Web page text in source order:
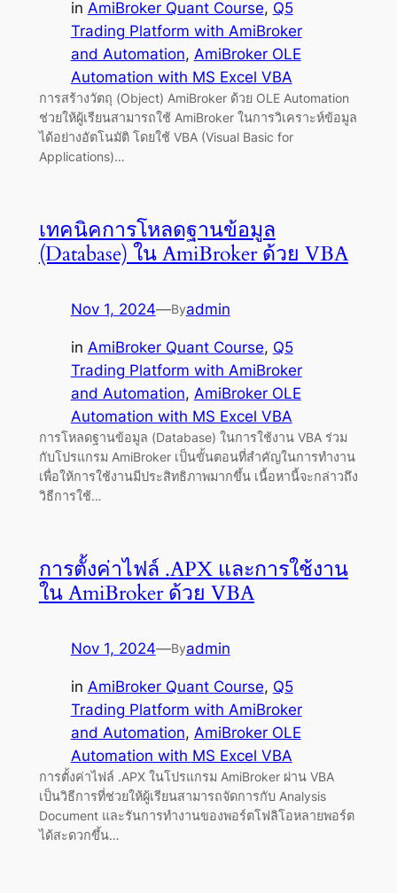
in AmiBroker Quant Course, Q5
Trading Platform with AmiBroker
and Automation, AmiBroker OLE
Automation with MS Excel VBA
การสร้างวัตถุ (Object) AmiBroker ด้วย OLE Automation
ช่วยให้ผู้เรียนสามารถใช้ AmiBroker ในการวิเคราะห์ข้อมูล
ได้อย่างอัตโนมัติ โดยใช้ VBA (Visual Basic for
Applications)…
เทคนิคการโหลดฐานข้อมูล
(Database) ใน AmiBroker ด้วย VBA
Nov 1, 2024—Byadmin
in AmiBroker Quant Course, Q5
Trading Platform with AmiBroker
and Automation, AmiBroker OLE
Automation with MS Excel VBA
การโหลดฐานข้อมูล (Database) ในการใช้งาน VBA ร่วม
กับโปรแกรม AmiBroker เป็นขั้นตอนที่สำคัญในการทำงาน
เพื่อให้การใช้งานมีประสิทธิภาพมากขึ้น เนื้อหานี้จะกล่าวถึง
วิธีการใช้…
การตั้งค่าไฟล์ .APX และการใช้งาน
ใน AmiBroker ด้วย VBA
Nov 1, 2024—Byadmin
in AmiBroker Quant Course, Q5
Trading Platform with AmiBroker
and Automation, AmiBroker OLE
Automation with MS Excel VBA
การตั้งค่าไฟล์ .APX ในโปรแกรม AmiBroker ผ่าน VBA
เป็นวิธีการที่ช่วยให้ผู้เรียนสามารถจัดการกับ Analysis
Document และรันการทำงานของพอร์ตโฟลิโอหลายพอร์ต
ได้สะดวกขึ้น…